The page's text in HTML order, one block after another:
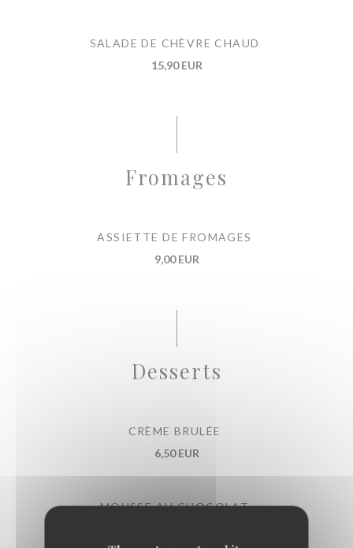
SALADE DE CHÈVRE CHAUD
15,90 EUR
Fromages
ASSIETTE DE FROMAGES
9,00 EUR
Desserts
CRÈME BRULÉE
6,50 EUR
MOUSSE AU CHOCOLAT